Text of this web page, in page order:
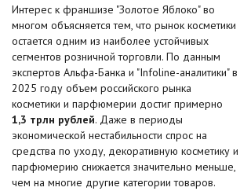
Интерес к франшизе "Золотое Яблоко" во
многом объясняется тем, что рынок косметики
остается одним из наиболее устойчивых
сегментов розничной торговли. По данным
экспертов Альфа-Банка и "Infoline-аналитики" в
2025 году объем российского рынка
косметики и парфюмерии достиг примерно
1,3 трлн рублей. Даже в периоды
экономической нестабильности спрос на
средства по уходу, декоративную косметику и
парфюмерию снижается значительно меньше,
чем на многие другие категории товаров.